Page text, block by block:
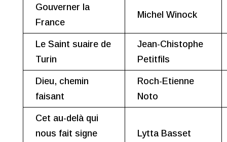
Gouverner la
France
Michel Winock
Le Saint suaire de
Turin
Jean-Chistophe
Petitfils
Dieu, chemin
faisant
Roch-Etienne
Noto
Cet au-delà qui
nous fait signe
Lytta Basset